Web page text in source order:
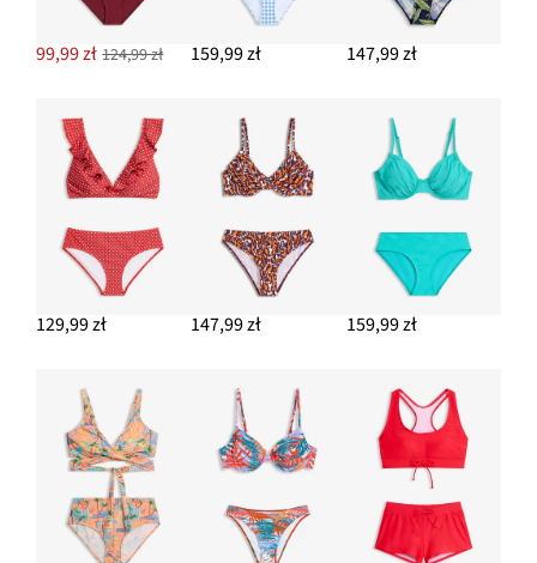
99,99 zł 124,99 zł 159,99 zł 147,99 zł
129,99 zł 147,99 zł 159,99 zł